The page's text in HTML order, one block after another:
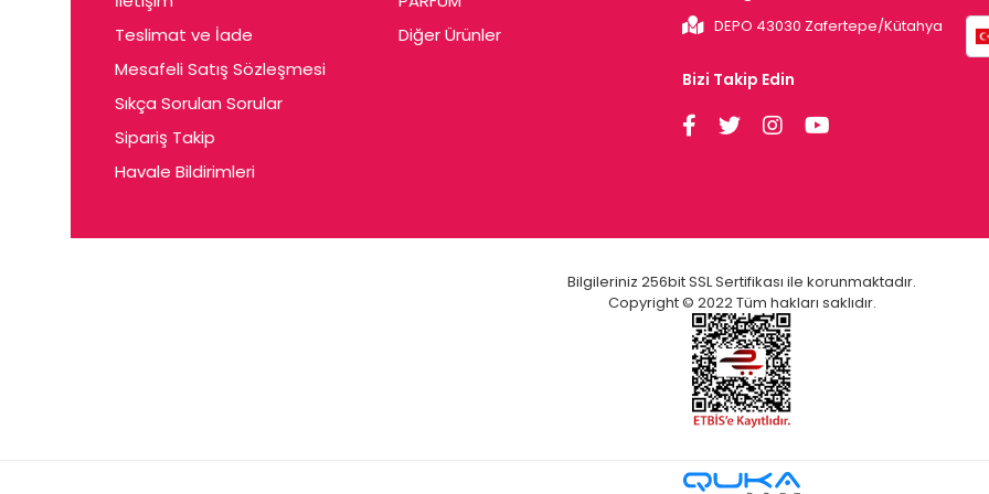
Cerin
Ceta
Ceyda
Chris
Ciey
Cleo
Teslimat ve İade
Mesafeli Satış Sözleşmesi
Sıkça Sorulan Sorular
Sipariş Takip
Havale Bildirimleri
Diğer Ürünler
DEPO 43030 Zafertepe/Kütahya
Bizi Takip Edin
Bilgileriniz 256bit SSL Sertifikası ile korunmaktadır.
Copyright © 2022 Tüm hakları saklıdır.